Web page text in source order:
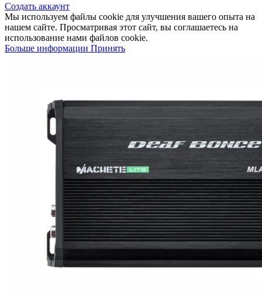
Создать аккаунт
Мы используем файлы cookie для улучшения вашего опыта на
нашем сайте. Просматривая этот сайт, вы соглашаетесь на
использование нами файлов cookie.
Больше информации Принять